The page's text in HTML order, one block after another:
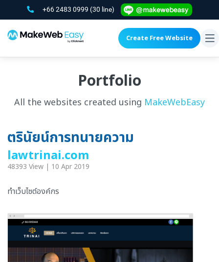
+66 2483 0999 (30 line)
Create Free Website
Portfolio
All the websites created using MakeWebEasy
ตรินัยน์การทนายความ
lawtrinai.com
48393 View | 10 Apr 2019
ทำเว็บไซต์องค์กร